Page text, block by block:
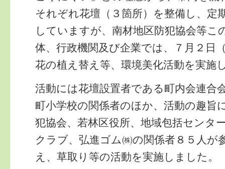
それぞれ花壇（３箇所）を整備し、定
していますが、南材地区防犯協会等こ
体、行政機関及び企業では、７月２日
花の植え替え等、環境美化活動を実施
活動には花壇設置者である町内会連合
町小学校の関係者のほか、活動の趣旨
犯協会、若林区役所、地域包括センタ
クラブ、弘進ゴム㈱の関係者８５人が
え、草取り等の活動を実施しました。